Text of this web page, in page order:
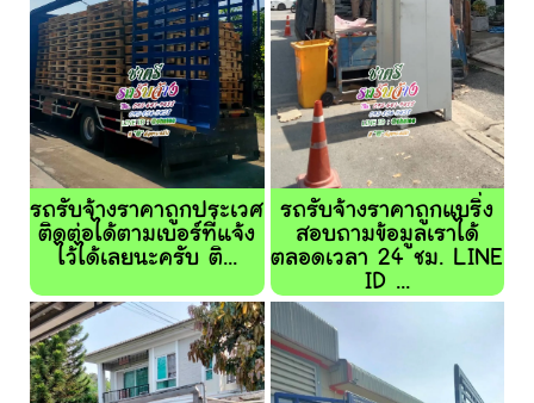
รถรับจ้างราคาถูกประเวศ
ติดต่อได้ตามเบอร์ที่แจ้ง
ไว้ได้เลยนะครับ ติ...
รถรับจ้างราคาถูกแบริ่ง
สอบถามข้อมูลเราได้
ตลอดเวลา 24 ชม. LINE
ID ...